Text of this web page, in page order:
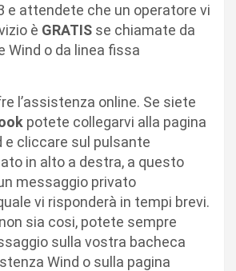
e attendete che un operatore vi
è GRATIS se chiamate da
Wind o da linea fissa
l’assistenza online. Se siete
potete collegarvi alla pagina
e cliccare sul pulsante
in alto a destra, a questo
messaggio privato
vi risponderà in tempi brevi.
sia cosi, potete sempre
sulla vostra bacheca
Wind o sulla pagina